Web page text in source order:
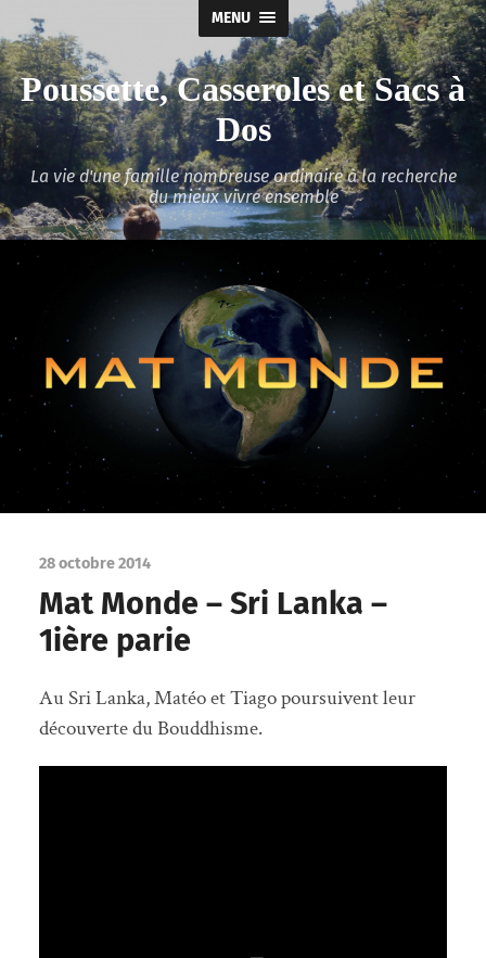
MENU
Poussette, Casseroles et Sacs à
Dos
La vie d'une famille nombreuse ordinaire à la recherche
du mieux vivre ensemble
28 octobre 2014
Mat Monde – Sri Lanka –
1ière parie
Au Sri Lanka, Matéo et Tiago poursuivent leur
découverte du Bouddhisme.